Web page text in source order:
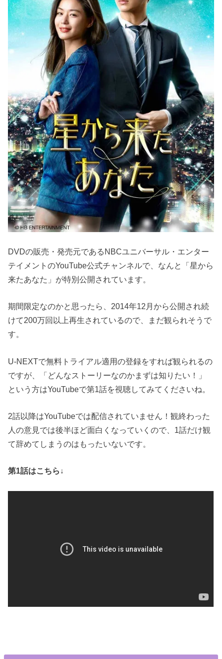
DVDの販売・発売元であるNBCユニバーサル・エンター
テイメントのYouTube公式チャンネルで、なんと「星から
来たあなた」が特別公開されています。
期間限定なのかと思ったら、2014年12月から公開され続
けて200万回以上再生されているので、まだ観られそうで
す。
U-NEXTで無料トライアル適用の登録をすれば観られるの
ですが、「どんなストーリーなのかまずは知りたい！」
という方はYouTubeで第1話を視聴してみてくださいね。
2話以降はYouTubeでは配信されていません！観終わった
人の意見では後半ほど面白くなっていくので、1話だけ観
て辞めてしまうのはもったいないです。
第1話はこちら↓